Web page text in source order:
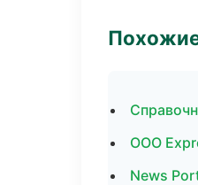
ООО
News